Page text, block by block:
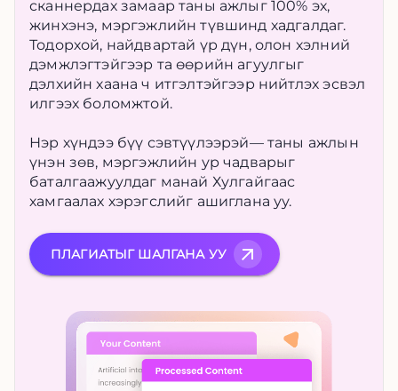
сканнердах замаар таны ажлыг 100% эх,
жинхэнэ, мэргэжлийн түвшинд хадгалдаг.
Тодорхой, найдвартай үр дүн, олон хэлний
дэмжлэгтэйгээр та өөрийн агуулгыг
дэлхийн хаана ч итгэлтэйгээр нийтлэх эсвэл
илгээх боломжтой.
Нэр хүндээ бүү сэвтүүлээрэй— таны ажлын
үнэн зөв, мэргэжлийн ур чадварыг
баталгаажуулдаг манай Хулгайгаас
хамгаалах хэрэгслийг ашиглана уу.
ПЛАГИАТЫГ ШАЛГАНА УУ